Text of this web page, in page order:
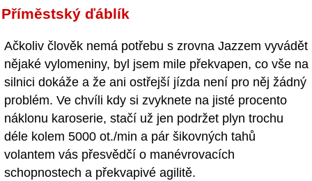
Příměstský ďáblík
Ačkoliv člověk nemá potřebu s zrovna Jazzem vyvádět
nějaké vylomeniny, byl jsem mile překvapen, co vše na
silnici dokáže a že ani ostřejší jízda není pro něj žádný
problém. Ve chvíli kdy si zvyknete na jisté procento
náklonu karoserie, stačí už jen podržet plyn trochu
déle kolem 5000 ot./min a pár šikovných tahů
volantem vás přesvědčí o manévrovacích
schopnostech a překvapivé agilitě.